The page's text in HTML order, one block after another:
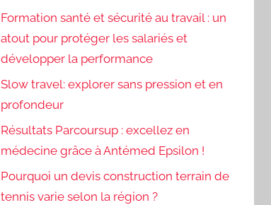
Formation santé et sécurité au travail : un
atout pour protéger les salariés et
développer la performance
Slow travel: explorer sans pression et en
profondeur
Résultats Parcoursup : excellez en
médecine grâce à Antémed Epsilon !
Pourquoi un devis construction terrain de
tennis varie selon la région ?